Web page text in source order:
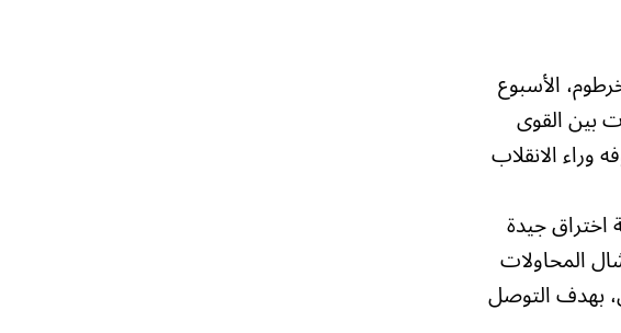
الأسبوع
بين القوى
وراء الانقلاب
اختراق جيدة
المحاولات
بهدف التوصل